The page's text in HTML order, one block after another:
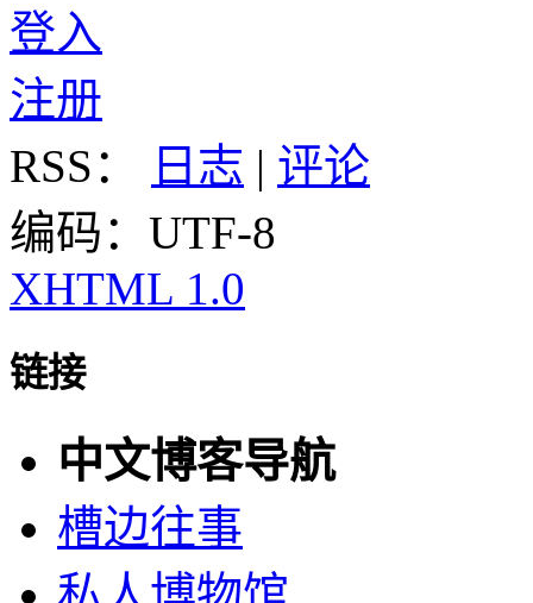
登入
注册
RSS：
日志 | 评论
编码：UTF-8
XHTML 1.0
链接
中文博客导航
槽边往事